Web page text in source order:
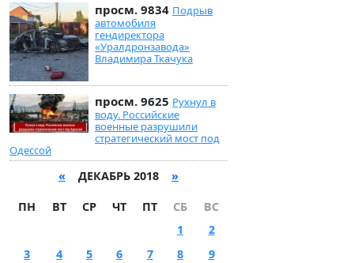
просм. 9834 Подрыв
автомобиля
гендиректора
«Уралдронзавода»
Владимира Ткачука
просм. 9625 Рухнул в
воду. Российские
военные разрушили
стратегический мост под
Одессой
« ДЕКАБРЬ 2018 »
ПН ВТ СР ЧТ ПТ СБ
ВС
1
2
3
4 5 6 7 8
9